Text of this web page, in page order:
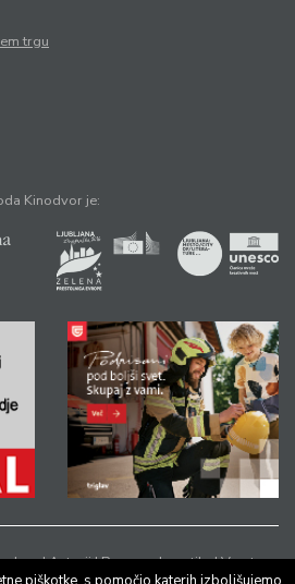
trgu
Kinodvor je:
|Avtorji|Pravno obvestilo|Varstvo